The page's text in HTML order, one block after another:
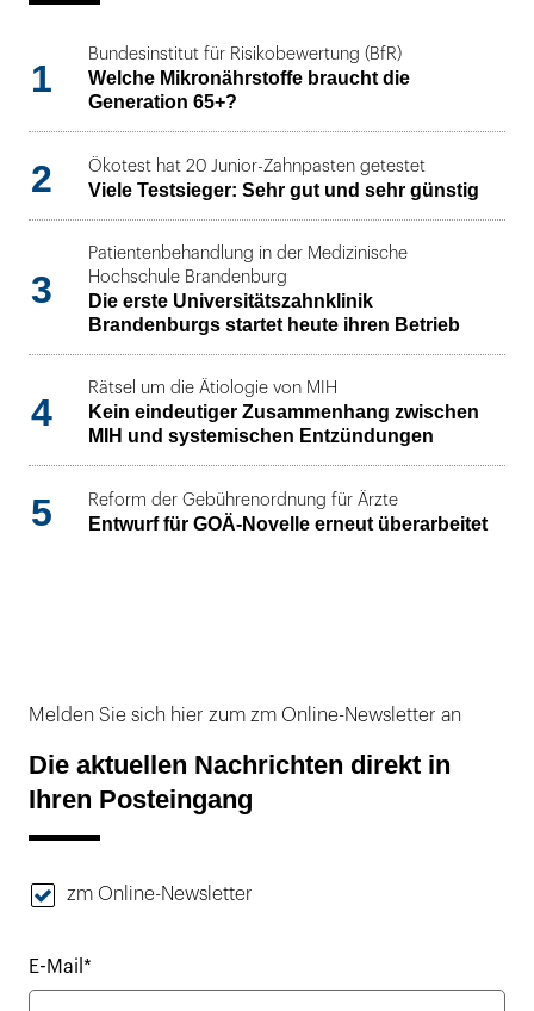
1
Bundesinstitut für Risikobewertung (BfR)
Welche Mikronährstoffe braucht die
Generation 65+?
2 Ökotest hat 20 Junior-Zahnpasten getestet
Viele Testsieger: Sehr gut und sehr günstig
3
Patientenbehandlung in der Medizinische
Hochschule Brandenburg
Die erste Universitätszahnklinik
Brandenburgs startet heute ihren Betrieb
4
Rätsel um die Ätiologie von MIH
Kein eindeutiger Zusammenhang zwischen
MIH und systemischen Entzündungen
5 Reform der Gebührenordnung für Ärzte
Entwurf für GOÄ-Novelle erneut überarbeitet
Melden Sie sich hier zum zm Online-Newsletter an
Die aktuellen Nachrichten direkt in
Ihren Posteingang
zm Online-Newsletter
E-Mail*